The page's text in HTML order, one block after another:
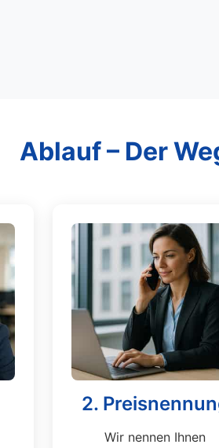
Ablauf – Der
2.
Wir nennen Ihnen